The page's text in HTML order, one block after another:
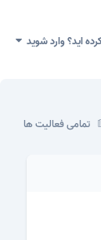
اید؟ وارد شوید
تمامی فعالیت ها